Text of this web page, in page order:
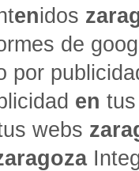
enidos
de
por
en
webs